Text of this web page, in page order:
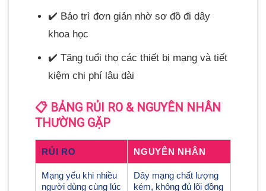
✔️ Bảo trì đơn giản nhờ sơ đồ đi dây
khoa học
✔️ Tăng tuổi thọ các thiết bị mạng và tiết
kiệm chi phí lâu dài
📋 BẢNG RỦI RO & NGUYÊN NHÂN
THƯỜNG GẶP
RỦI RO NGUYÊN NHÂN
Mạng yếu khi nhiều
người dùng cùng lúc
Dây mạng chất lượng
kém, không đủ lõi đồng